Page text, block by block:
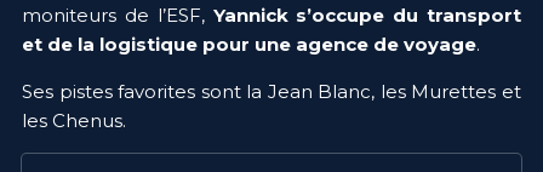
moniteurs de l’ESF, Yannick s’occupe du transport
et de la logistique pour une agence de voyage.
Ses pistes favorites sont la Jean Blanc, les Murettes et
les Chenus.